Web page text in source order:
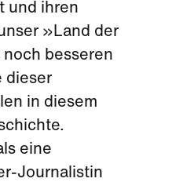
und ihren
»Land der
besseren
dieser
in diesem
eine
Journalistin